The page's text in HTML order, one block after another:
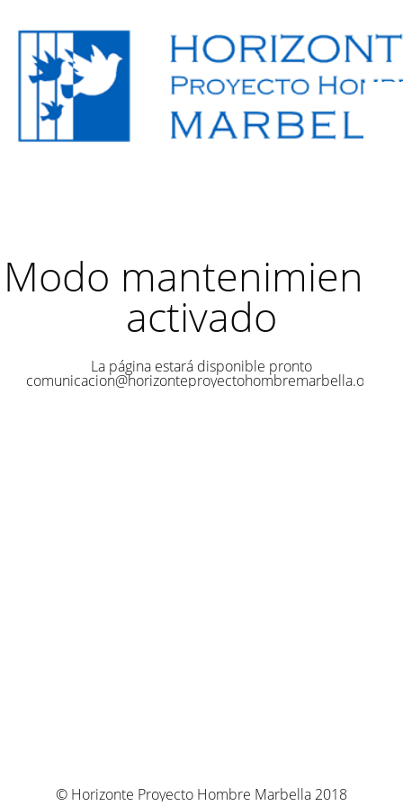
Modo mantenimiento
activado
La página estará disponible pronto
comunicacion@horizonteproyectohombremarbella.org
© Horizonte Proyecto Hombre Marbella 2018